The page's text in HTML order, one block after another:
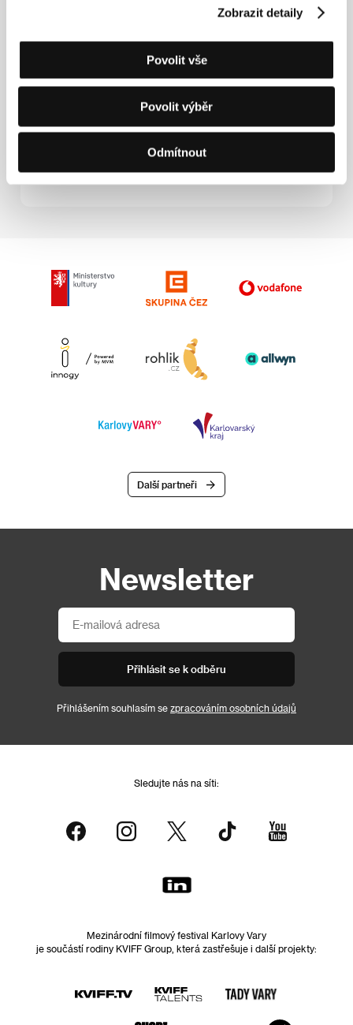
Zobrazit detaily
Povolit vše
Povolit výběr
Odmítnout
sám napsal scénář stejně jako pro svůj celovečerní
1, Quai du Point du Jour, 92656, Boulogne Cedex
Další partneři
Newsletter
Přihlásit se k odběru
Přihlášením souhlasím se zpracováním osobních údajů
Sledujte nás na síti:
Mezinárodní filmový festival Karlovy Vary
je součástí rodiny KVIFF Group, která zastřešuje i další projekty: